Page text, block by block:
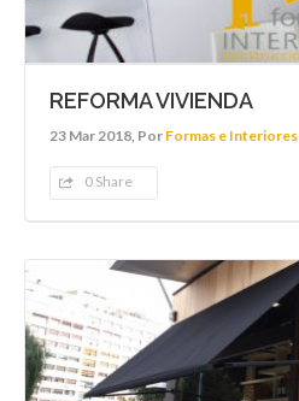
REFORMA VIVIENDA
23 Mar 2018, Por Formas e Interiores
0 Share